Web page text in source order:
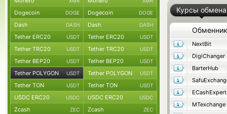
Курсы обмена
Обменник
NextBit
DigiChanger
BarterHub
ECashExpert
MTexchange
Dogecoin DOGE Dogecoin DOGE
Dash DASH Dash DASH
Tether ERC20 USDT Tether ERC20 USDT
Tether TRC20 USDT Tether TRC20 USDT
Tether BEP20 USDT Tether BEP20 USDT
Tether POLYGON USDT Tether POLYGON USDT
Tether TON USDT Tether TON USDT
USDC ERC20 USDC USDC ERC20 USDC
Zcash ZEC Zcash ZEC